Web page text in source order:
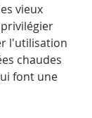
vieux
l'utilisation
chaudes
font une